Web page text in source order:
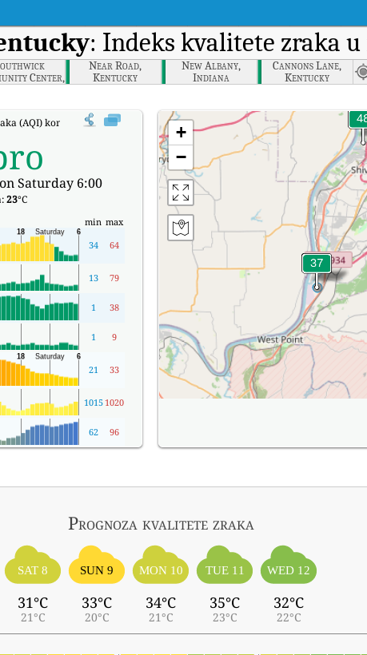
: Indeks kvalitete zraka
Center,
Near Road,
Kentucky
New Albany,
Indiana
Cannons Lane,
Kentucky
(AQI) kompanije Watson, Kentucky u stvarnom vremenu.
Saturday 6:00
23°C
min max
34 64
13 79
1 38
1 9
21 33
1015 1020
62 96
+
−
Prognoza kvalitete zraka
SAT 8
31°C
21°C
SUN 9
33°C
20°C
MON 10
34°C
21°C
TUE 11
35°C
23°C
WED 12
32°C
22°C